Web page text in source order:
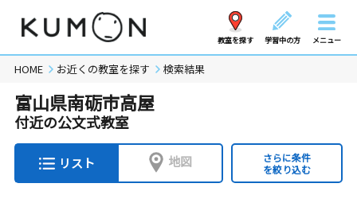
教室を探す 学習中の方 メニュー
HOME お近くの教室を探す 検索結果
富山県南砺市高屋
付近の公文式教室
リスト 地図
さらに条件
を絞り込む